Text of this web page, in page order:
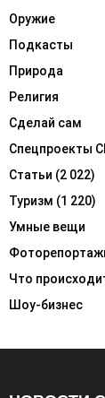
Оружие
Подкасты
Природа
Религия
Сделай сам
Спецпроекты
Статьи (2 022)
Туризм (1 220)
Умные вещи
Что
Шоу-бизнес